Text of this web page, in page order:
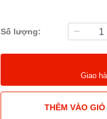
Số lượng:
Giao
THÊM VÀO GIỎ